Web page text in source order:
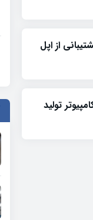
آیفون ۱۱ با پشتیبانی از اپل
کامپیوتر تولید